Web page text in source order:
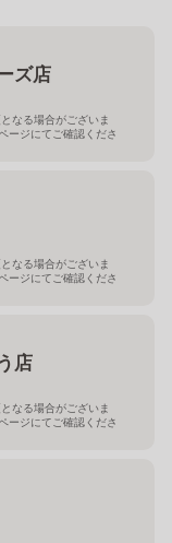
ズ店
なる場合がございま
ージにてご確認くださ
なる場合がございま
ージにてご確認くださ
店
なる場合がございま
ージにてご確認くださ